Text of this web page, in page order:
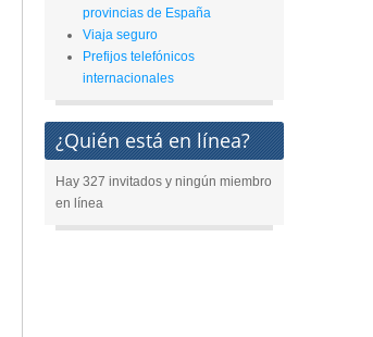
provincias de España
Viaja seguro
Prefijos telefónicos
internacionales
¿Quién está en línea?
Hay 327 invitados y ningún miembro
en línea